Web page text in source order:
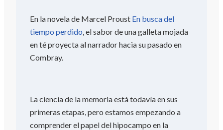
En la novela de Marcel Proust En busca del
tiempo perdido, el sabor de una galleta mojada
en té proyecta al narrador hacia su pasado en
Combray.
La ciencia de la memoria está todavía en sus
primeras etapas, pero estamos empezando a
comprender el papel del hipocampo en la